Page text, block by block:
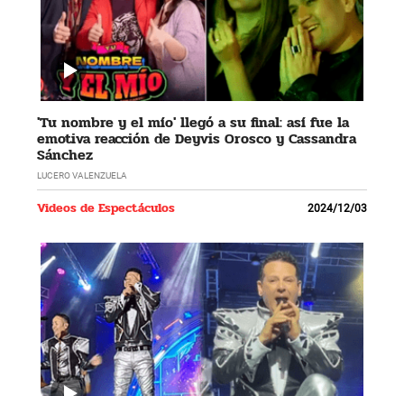
'Tu nombre y el mío' llegó a su final: así fue la
emotiva reacción de Deyvis Orosco y Cassandra
Sánchez
LUCERO VALENZUELA
Videos de Espectáculos 2024/12/03